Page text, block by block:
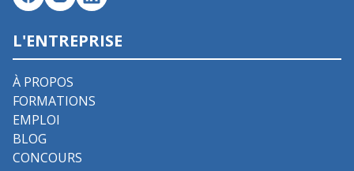
L'ENTREPRISE
À PROPOS
FORMATIONS
EMPLOI
BLOG
CONCOURS